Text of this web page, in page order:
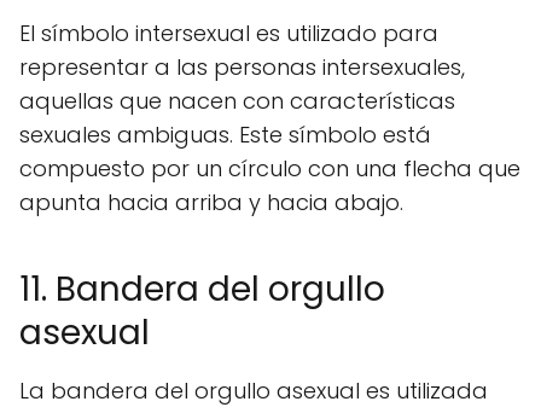
El símbolo intersexual es utilizado para
representar a las personas intersexuales,
aquellas que nacen con características
sexuales ambiguas. Este símbolo está
compuesto por un círculo con una flecha que
apunta hacia arriba y hacia abajo.
11. Bandera del orgullo
asexual
La bandera del orgullo asexual es utilizada